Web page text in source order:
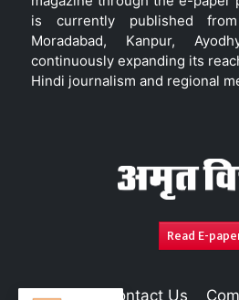
is currently published
Moradabad, Kanpur,
continuously expanding its
Hindi journalism and regional
Read E-
About Us Contact Us